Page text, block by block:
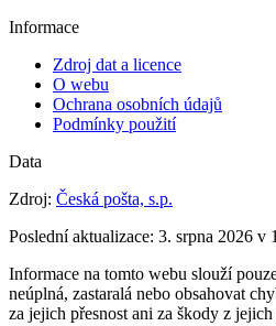
Informace
Zdroj dat a licence
O webu
Ochrana osobních údajů
Podmínky použití
Data
Zdroj: Česká pošta, s.p.
Poslední aktualizace: 3. srpna 2026 v
Informace na tomto webu slouží
neúplná, zastaralá nebo obsahovat
za jejich přesnost ani za škody z